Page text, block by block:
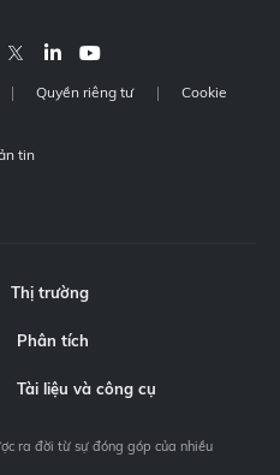
Quyền riêng tư Cookie
tin
Thị trường
Phân tích
Tài liệu và công cụ
ra đời từ sự đóng góp của nhiều